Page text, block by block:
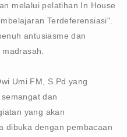
melalui pelatihan In House
Terdeferensiasi".
antusiasme dan
Umi FM, S.Pd yang
dan
yang akan
dibuka dengan pembacaan